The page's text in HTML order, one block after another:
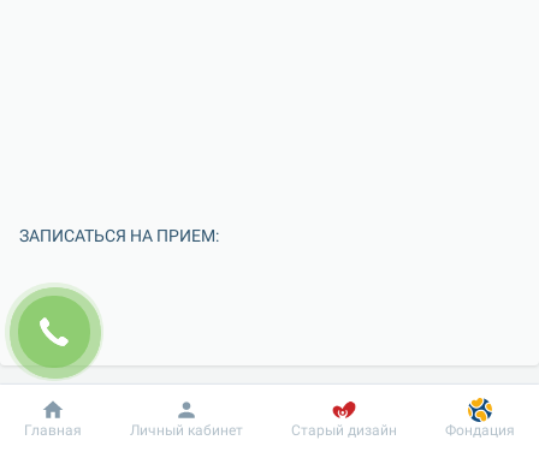
ЗАПИСАТЬСЯ НА ПРИЕМ:
Добробут Информация Пациенту
Главная Личный кабинет Старый дизайн Фондация